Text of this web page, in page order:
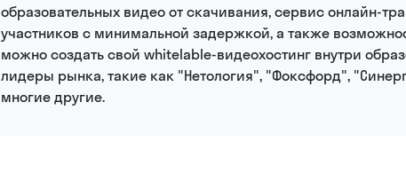
образовательных видео от скачивания, сервис онлайн-
участников с минимальной задержкой, а также
можно создать свой whitelable-видеохостинг внутри
лидеры рынка, такие как "Нетология", "Фоксфорд",
многие другие.